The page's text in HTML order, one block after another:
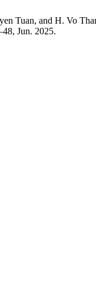
Tuan, and H. Vo
Jun. 2025.